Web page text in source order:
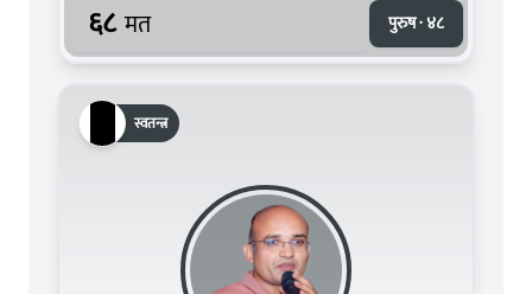
६८ मत पुरुष · ४८
स्वतन्त्र